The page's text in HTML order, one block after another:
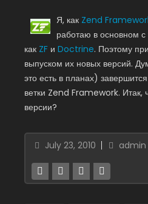
Я, как Zend
работаю в основном
как ZF и Doctrine. Поэтому
выпуском их новых версий.
это есть в планах)
ветки Zend Framework. Итак,
версии?
July 23, 2010 admin